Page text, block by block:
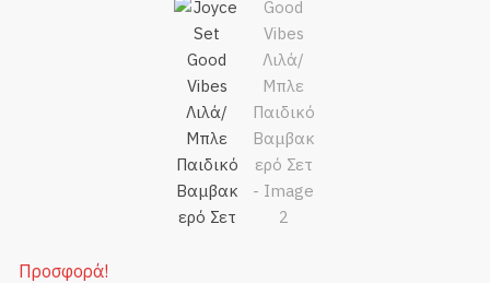
Προσφορά!